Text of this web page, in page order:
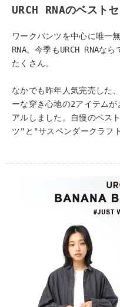
URCH RNAのベスト
ワークパンツを中心に唯一
RNA。今季もURCH RNAな
たくさん。
なかでも昨年人気完売した
ーな穿き心地の2アイテム
アルしました。自慢のベス
ツ"と"サスペンダークラフ